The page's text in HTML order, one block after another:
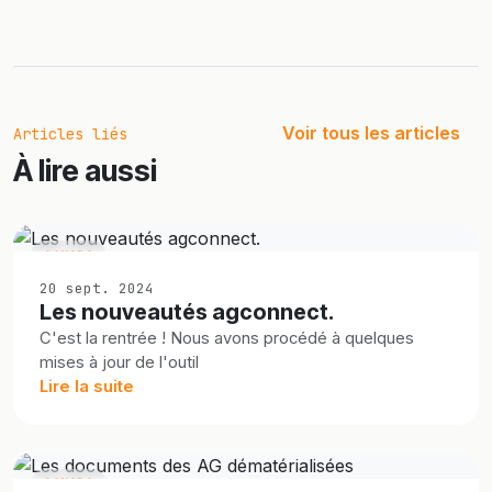
Articles liés
À lire aussi
Voir tous les articles
CANADA
20 sept. 2024
Les nouveautés agconnect.
C'est la rentrée ! Nous avons procédé à quelques
mises à jour de l'outil
Lire la suite
CANADA